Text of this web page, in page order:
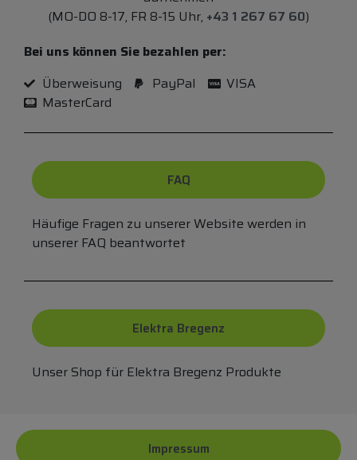
(MO-DO 8-17, FR 8-15 Uhr, +43 1 267 67 60)
Bei uns können Sie bezahlen per:
Überweisung
PayPal
VISA
MasterCard
FAQ
Häufige Fragen zu unserer Website werden in
unserer FAQ beantwortet
Elektra Bregenz
Unser Shop für Elektra Bregenz Produkte
Impressum